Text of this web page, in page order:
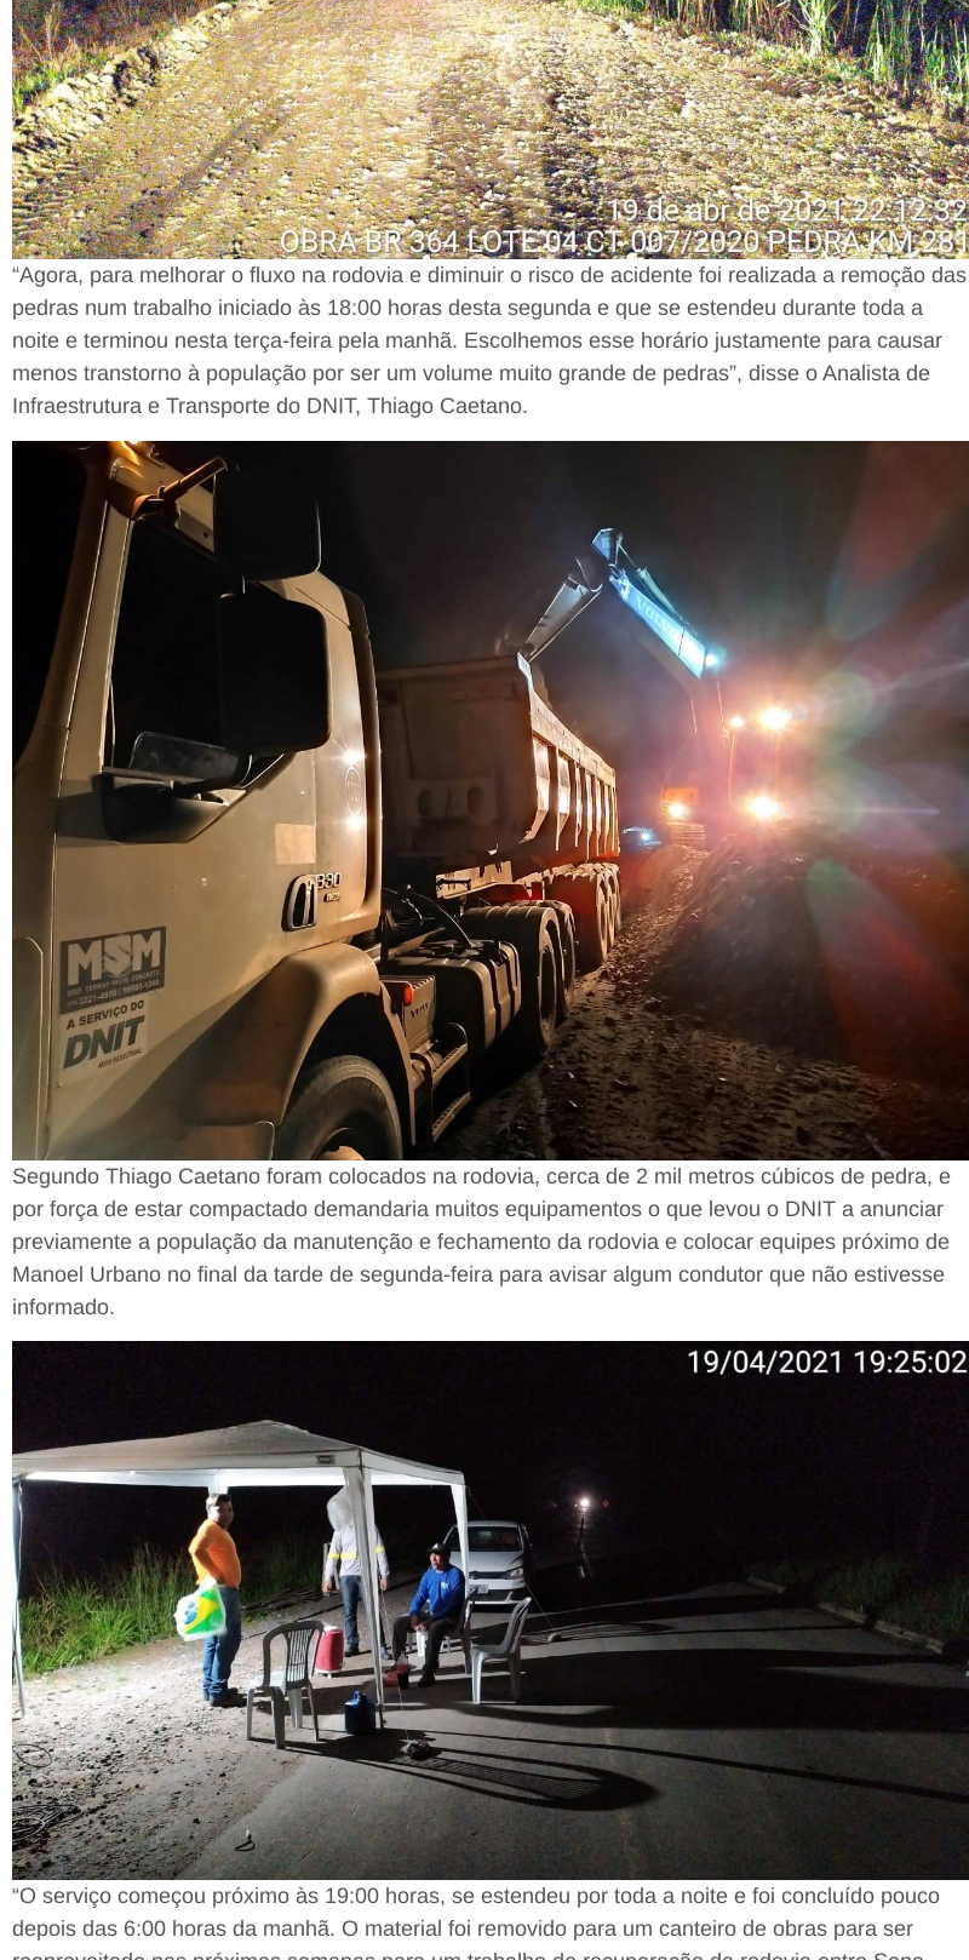
“Agora, para melhorar o fluxo na rodovia e diminuir o risco de acidente foi realizada a remoção das
pedras num trabalho iniciado às 18:00 horas desta segunda e que se estendeu durante toda a
noite e terminou nesta terça-feira pela manhã. Escolhemos esse horário justamente para causar
menos transtorno à população por ser um volume muito grande de pedras”, disse o Analista de
Infraestrutura e Transporte do DNIT, Thiago Caetano.
Segundo Thiago Caetano foram colocados na rodovia, cerca de 2 mil metros cúbicos de pedra, e
por força de estar compactado demandaria muitos equipamentos o que levou o DNIT a anunciar
previamente a população da manutenção e fechamento da rodovia e colocar equipes próximo de
Manoel Urbano no final da tarde de segunda-feira para avisar algum condutor que não estivesse
informado.
“O serviço começou próximo às 19:00 horas, se estendeu por toda a noite e foi concluído pouco
depois das 6:00 horas da manhã. O material foi removido para um canteiro de obras para ser